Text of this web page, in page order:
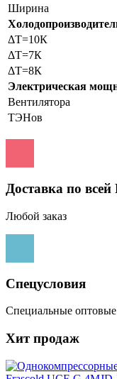
Ширина
ΔТ=10К
ΔТ=7К
ΔТ=8К
Электрическая
Вентилятора
ТЭНов
Доставка по всей
Любой заказ
Спецусловия
Специальные оптовые
Хит продаж